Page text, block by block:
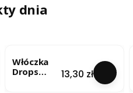
dnia
Włóczka
Drops
Cena
13,30 zł